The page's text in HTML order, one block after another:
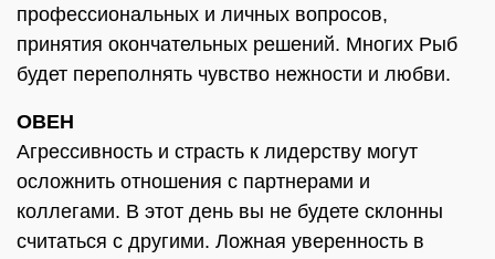
профессиональных и личных вопросов,
принятия окончательных решений. Многих Рыб
будет переполнять чувство нежности и любви.
ОВЕН
Агрессивность и страсть к лидерству могут
осложнить отношения с партнерами и
коллегами. В этот день вы не будете склонны
считаться с другими. Ложная уверенность в